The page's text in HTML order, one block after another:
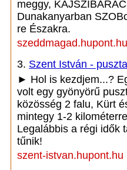
meggy,
Dunakanyarban
re Északra.
szeddmagad.hupont.hu
3. Szent István - puszta
► Hol is kezdjem...?
volt egy gyönyörű
közösség 2 falu, Kürt
mintegy 1-2
Legalábbis a régi idők
tűnik!
szent-istvan.hupont.hu